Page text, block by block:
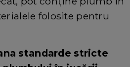
folosite pentru
standarde stricte